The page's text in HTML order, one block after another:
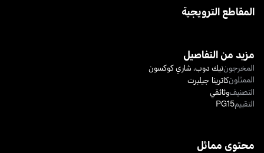
المقاطع الترويجية
مزيد من التفاصيل
المخرجوننيك دوب، شاري كوكسون
الممثلونكاترينا جيلبرت
التصنيفوثائقي
التقييمPG15
محتوى مماثل